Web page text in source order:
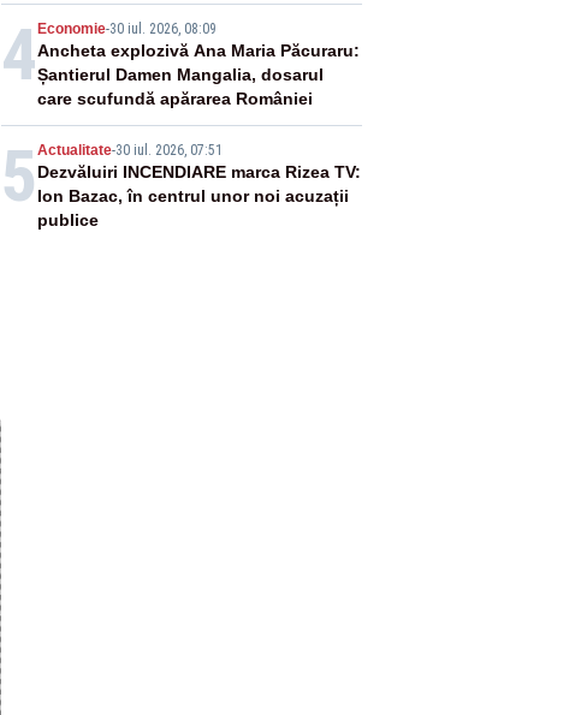
4Economie-30 iul. 2026, 08:09
Ancheta explozivă Ana Maria Păcuraru:
Șantierul Damen Mangalia, dosarul
care scufundă apărarea României
5 Actualitate-30 iul. 2026, 07:51
Dezvăluiri INCENDIARE marca Rizea TV:
Ion Bazac, în centrul unor noi acuzații
publice